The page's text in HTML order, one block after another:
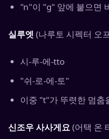
"n"이 "g" 앞에 붙으면
실루엣 (나루토 시펙터 오
시-루-에-tto
"쉬-로-에-토"
이중 "t"가 뚜렷한 멈춤
신조우 사사게요 (어택 온